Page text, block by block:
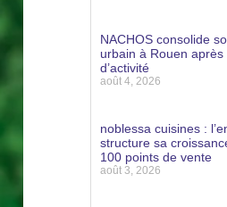
NACHOS consolide
urbain à Rouen
d’activité
août 4, 2026
noblessa cuisines :
structure sa
100 points de vente
août 3, 2026